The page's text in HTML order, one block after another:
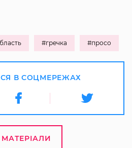
#гречка #просо
В СОЦМЕРЕЖАХ
МАТЕРІАЛИ